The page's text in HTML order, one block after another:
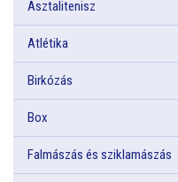
Asztalitenisz
Atlétika
Birkózás
Box
Falmászás és sziklamászás